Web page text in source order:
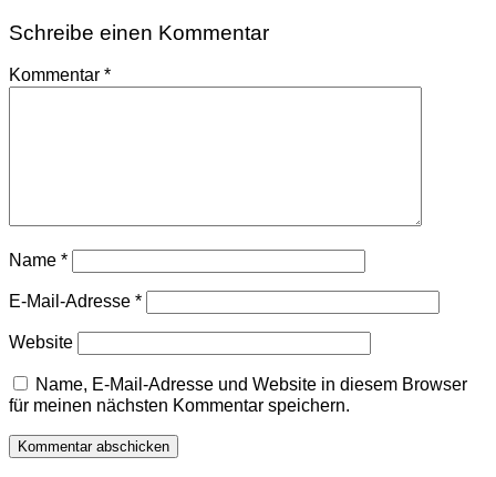
Schreibe einen Kommentar
Kommentar *
Name *
E-Mail-Adresse *
Website
Name, E-Mail-Adresse und Website in diesem Browser
für meinen nächsten Kommentar speichern.